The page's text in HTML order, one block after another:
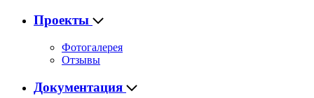
Проекты
Фотогалерея
Отзывы
Документация